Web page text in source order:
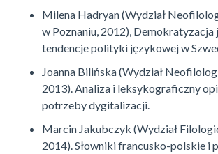
Milena Hadryan (Wydział
w Poznaniu, 2012),
tendencje polityki językowej w
Joanna Bilińska (Wydział
2013). Analiza i leksykograficzny
potrzeby dygitalizacji.
Marcin Jakubczyk (Wydział
2014). Słowniki francusko-polskie